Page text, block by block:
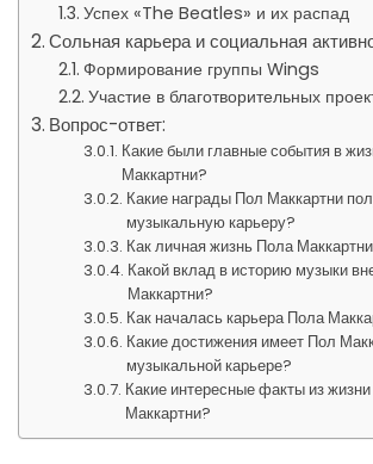
Успех «The Beatles» и их распад
Сольная карьера и социальная
Формирование группы Wings
Участие в благотворительных
Вопрос-ответ:
Какие были главные события в
Маккартни?
Какие награды Пол Маккартни
музыкальную карьеру?
Как личная жизнь Пола
Какой вклад в историю музыки
Маккартни?
Как началась карьера Пола
Какие достижения имеет Пол
музыкальной карьере?
Какие интересные факты из
Маккартни?